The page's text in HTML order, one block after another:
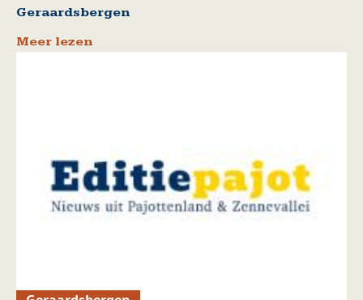
Geraardsbergen
Meer lezen